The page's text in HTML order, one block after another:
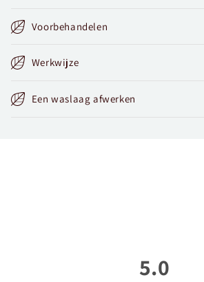
Voorbehandelen
Werkwijze
Een waslaag afwerken
5.0